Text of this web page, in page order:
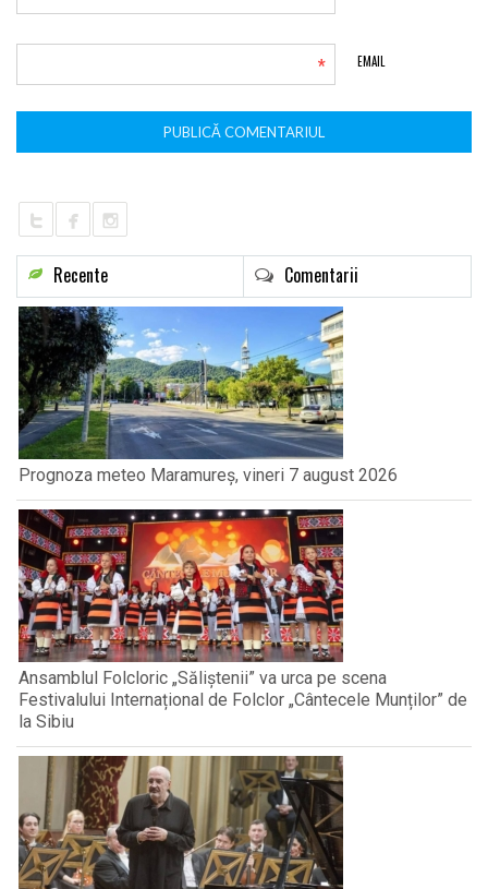
EMAIL
*
Recente Comentarii
Prognoza meteo Maramureș, vineri 7 august 2026
Ansamblul Folcloric „Săliștenii” va urca pe scena
Festivalului Internațional de Folclor „Cântecele Munților” de
la Sibiu